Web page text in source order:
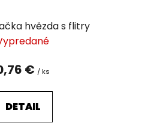
hvězda s flitry
€ / ks
DETAIL